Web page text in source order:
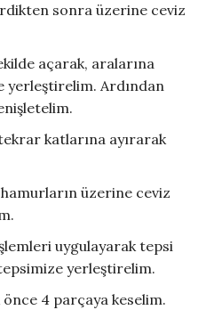
sonra üzerine ceviz
açarak, aralarına
yerleştirelim. Ardından
katlarına ayırarak
üzerine ceviz
uygulayarak tepsi
yerleştirelim.
önce 4 parçaya keselim.